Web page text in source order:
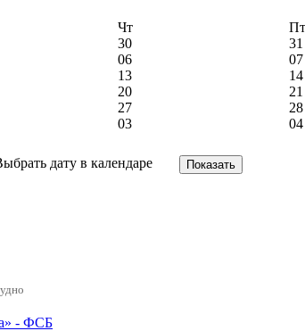
Чт Пт
30 31
06 07
13 14
20 21
27 28
03 04
- ФСБ